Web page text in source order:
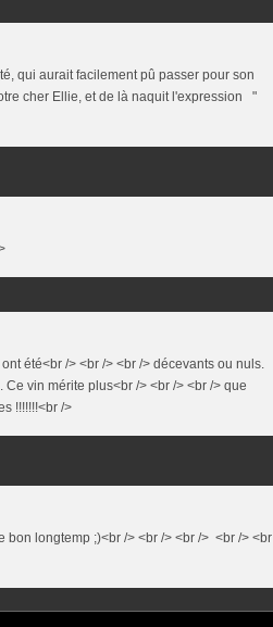
qui aurait facilement pû passer pour son
cher Ellie, et de là naquit l'expression "
été<br /> <br /> <br /> décevants ou nuls.
vin mérite plus<br /> <br /> <br /> que
!!!!!!!<br />
longtemp ;)<br /> <br /> <br /> <br /> <br